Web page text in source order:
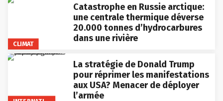
CLIMAT
Catastrophe en Russie arctique:
une centrale thermique déverse
20.000 tonnes d’hydrocarbures
dans une rivière
La stratégie de Donald Trump
pour réprimer les manifestations
aux USA? Menacer de déployer
l’armée